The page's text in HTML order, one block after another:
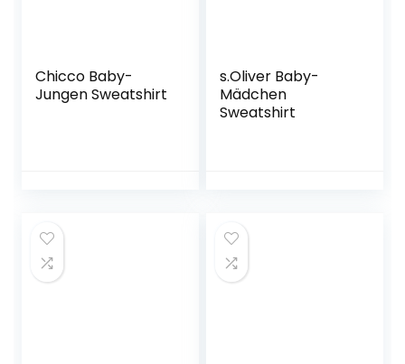
Chicco Baby-
Jungen Sweatshirt
s.Oliver Baby-
Mädchen
Sweatshirt